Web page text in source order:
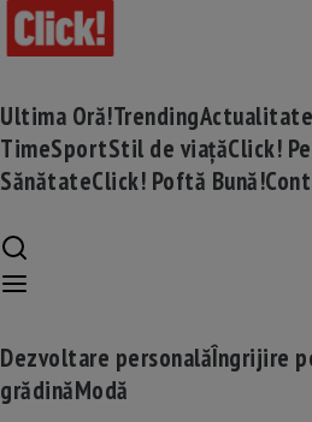
Ultima Oră!TrendingActualitate
TimeSportStil de viațăClick!
SănătateClick! Poftă Bună!
Dezvoltare personalăÎngrijire
grădinăModă